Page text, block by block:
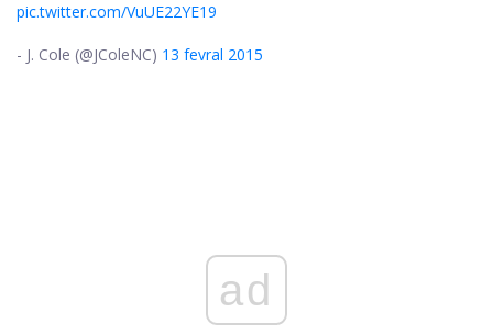
pic.twitter.com/VuUE22YE19
- J. Cole (@JColeNC) 13 fevral 2015
ad